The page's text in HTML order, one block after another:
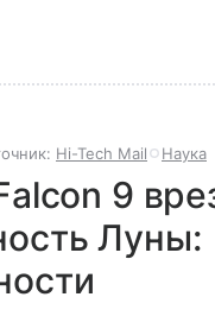
Hi-Tech Mail Наука
9
Луны: